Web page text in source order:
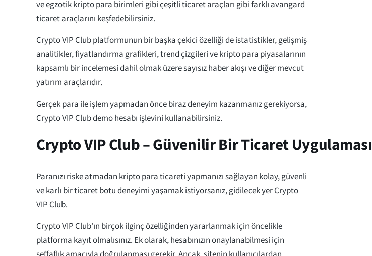
ve egzotik kripto para birimleri gibi çeşitli ticaret araçları gibi farklı avangard
ticaret araçlarını keşfedebilirsiniz.
Crypto VIP Club platformunun bir başka çekici özelliği de istatistikler, gelişmiş
analitikler, fiyatlandırma grafikleri, trend çizgileri ve kripto para piyasalarının
kapsamlı bir incelemesi dahil olmak üzere sayısız haber akışı ve diğer mevcut
yatırım araçlarıdır.
Gerçek para ile işlem yapmadan önce biraz deneyim kazanmanız gerekiyorsa,
Crypto VIP Club demo hesabı işlevini kullanabilirsiniz.
Crypto VIP Club – Güvenilir Bir Ticaret Uygulaması
Paranızı riske atmadan kripto para ticareti yapmanızı sağlayan kolay, güvenli
ve karlı bir ticaret botu deneyimi yaşamak istiyorsanız, gidilecek yer Crypto
VIP Club.
Crypto VIP Club'ın birçok ilginç özelliğinden yararlanmak için öncelikle
platforma kayıt olmalısınız. Ek olarak, hesabınızın onaylanabilmesi için